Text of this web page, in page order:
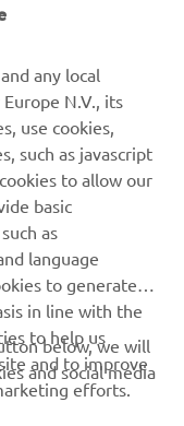
pse e gjithë
e identitetit të
nga ADN-ja
zhvilluar për garat
produkt i garës
any local
N.V., its
use cookies,
such as javascript
to allow our
basic
as
language
to generate
in line with the
to help us
and to improve
efforts.
below, we will
and social media